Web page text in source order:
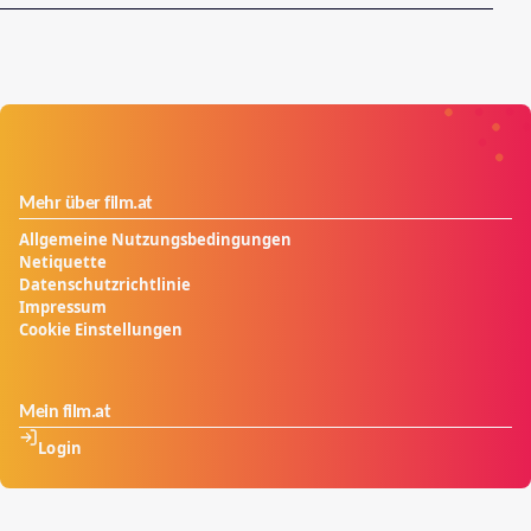
Mehr über film.at
Allgemeine Nutzungsbedingungen
Netiquette
Datenschutzrichtlinie
Impressum
Cookie Einstellungen
Mein film.at
Login